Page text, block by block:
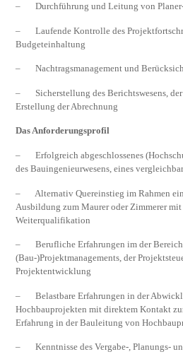
– Durchführung und Leitung von Planer-
– Laufende Kontrolle des
Budgeteinhaltung
– Nachtragsmanagement und
– Sicherstellung des Berichtswesens,
Erstellung der Abrechnung
Das Anforderungsprofil
– Erfolgreich abgeschlossenes
des Bauingenieurwesens, eines
– Alternativ Quereinstieg im Rahmen
Ausbildung zum Maurer oder Zimmerer mit
Weiterqualifikation
– Berufliche Erfahrungen im der Bereich
(Bau-)Projektmanagements, der
Projektentwicklung
– Belastbare Erfahrungen in der
Hochbauprojekten mit direktem Kontakt
Erfahrung in der Bauleitung von
– Kenntnisse des Vergabe-, Planungs-